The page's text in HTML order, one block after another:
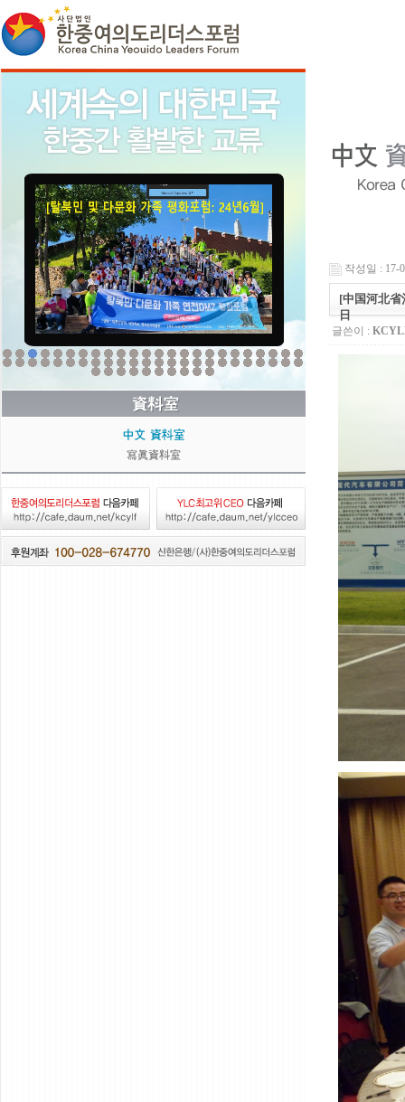
작성일 : 17-
[中国河北省
日
글쓴이 :